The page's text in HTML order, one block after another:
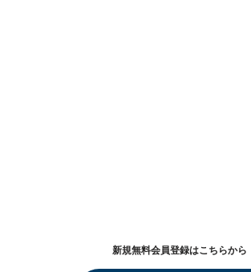
新規無料会員登録はこちらから